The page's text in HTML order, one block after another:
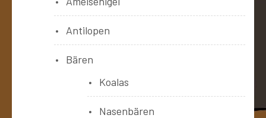
Antilopen
Bären
Koalas
Nasenbären